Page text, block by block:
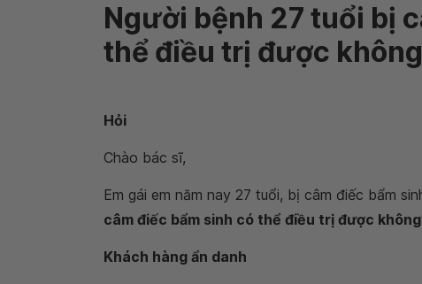
Người bệnh 27 tuổi bị
thể điều trị được
Hỏi
Chào bác sĩ,
Em gái em năm nay 27 tuổi, bị câm điếc bẩm
câm điếc bẩm sinh có thể điều trị được
Khách hàng ẩn danh